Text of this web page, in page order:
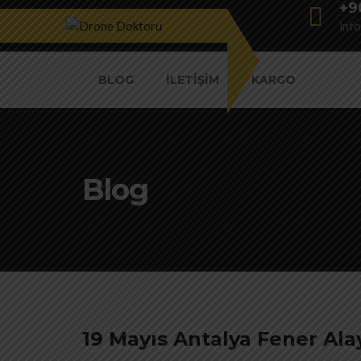
BLOG İLETIŞIM KARGO
Blog
19 Mayıs Antalya Fener